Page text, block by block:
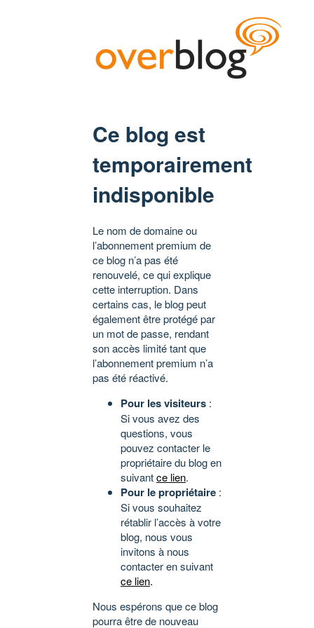
Ce blog est
temporairement
indisponible
Le nom de domaine ou
l’abonnement premium de
ce blog n’a pas été
renouvelé, ce qui explique
cette interruption. Dans
certains cas, le blog peut
également être protégé par
un mot de passe, rendant
son accès limité tant que
l’abonnement premium n’a
pas été réactivé.
Pour les visiteurs :
Si vous avez des
questions, vous
pouvez contacter le
propriétaire du blog en
suivantce lien.
Pour le propriétaire :
Si vous souhaitez
rétablir l’accès à votre
blog, nous vous
invitons à nous
contacter en suivant
ce lien.
Nous espérons que ce blog
pourra être de nouveau